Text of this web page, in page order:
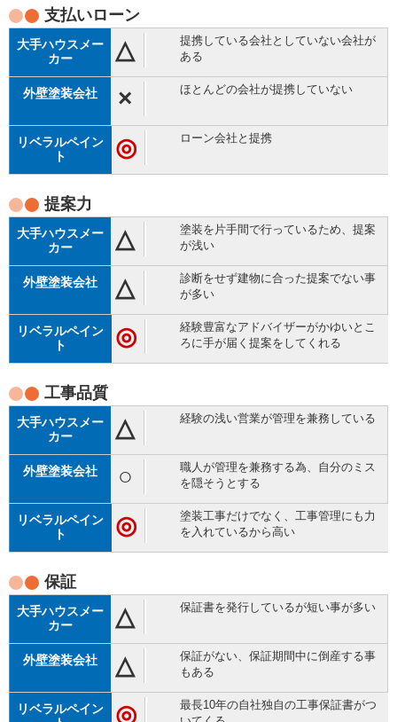
支払いローン
△
提携している会社としていない会社が
ある
× ほとんどの会社が提携していない
◎ ローン会社と提携
提案力
△
塗装を片手間で行っているため、提案
が浅い
△
診断をせず建物に合った提案でない事
が多い
◎
経験豊富なアドバイザーがかゆいとこ
ろに手が届く提案をしてくれる
工事品質
△ 経験の浅い営業が管理を兼務している
○
職人が管理を兼務する為、自分のミス
を隠そうとする
◎
塗装工事だけでなく、工事管理にも力
を入れているから高い
保証
△ 保証書を発行しているが短い事が多い
△
保証がない、保証期間中に倒産する事
もある
◎
最長10年の自社独自の工事保証書がつ